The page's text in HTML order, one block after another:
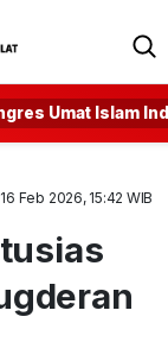
Umat Islam
Feb 2026, 15:42 WIB